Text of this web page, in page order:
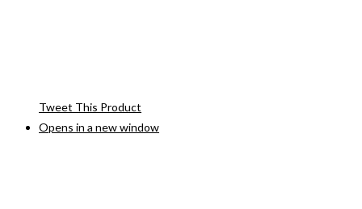
Tweet This Product
Opens in a new window